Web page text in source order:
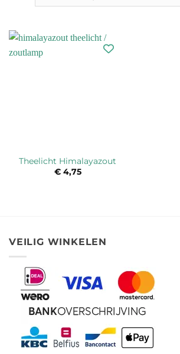
Theelicht Himalayazout
€4,75
VEILIG WINKELEN